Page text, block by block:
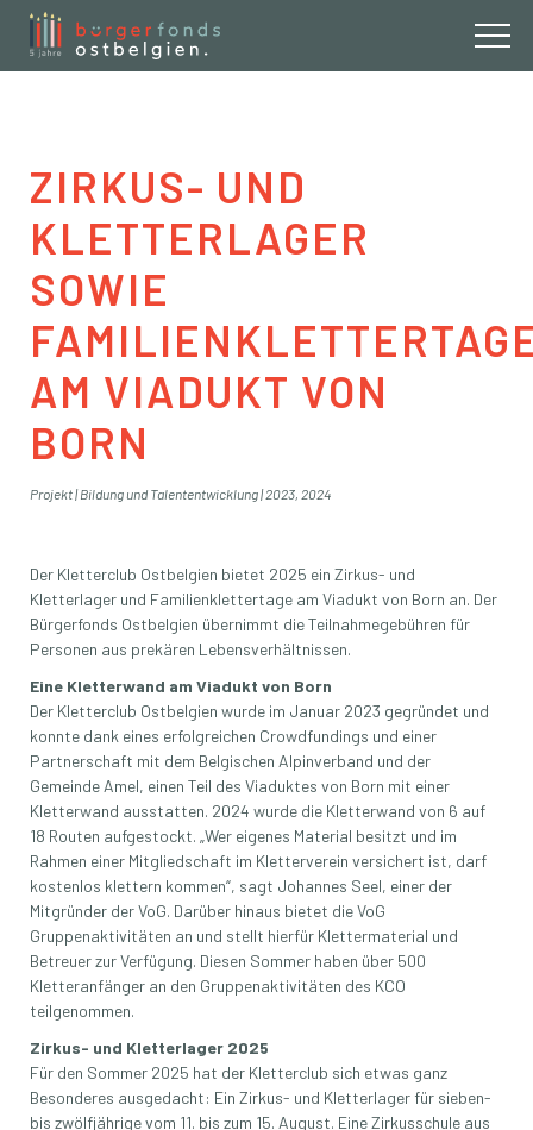
Buergerfond
ZIRKUS- UND
KLETTERLAGER
SOWIE
AM VIADUKT VON
BORN
Projekt|Bildung und Talententwicklung|2023, 2024
Der Kletterclub Ostbelgien bietet 2025 ein Zirkus- und
Kletterlager und Familienklettertage am Viadukt von Born an. Der
Bürgerfonds Ostbelgien übernimmt die Teilnahmegebühren für
Personen aus prekären Lebensverhältnissen.
Eine Kletterwand am Viadukt von Born
Der Kletterclub Ostbelgien wurde im Januar 2023 gegründet und
konnte dank eines erfolgreichen Crowdfundings und einer
Partnerschaft mit dem Belgischen Alpinverband und der
Gemeinde Amel, einen Teil des Viaduktes von Born mit einer
Kletterwand ausstatten. 2024 wurde die Kletterwand von 6 auf
18 Routen aufgestockt. „Wer eigenes Material besitzt und im
Rahmen einer Mitgliedschaft im Kletterverein versichert ist, darf
kostenlos klettern kommen“, sagt Johannes Seel, einer der
Mitgründer der VoG. Darüber hinaus bietet die VoG
Gruppenaktivitäten an und stellt hierfür Klettermaterial und
Betreuer zur Verfügung. Diesen Sommer haben über 500
Kletteranfänger an den Gruppenaktivitäten des KCO
teilgenommen.
Zirkus- und Kletterlager 2025
Für den Sommer 2025 hat der Kletterclub sich etwas ganz
Besonderes ausgedacht: Ein Zirkus- und Kletterlager für sieben-
bis zwölfjährige vom 11. bis zum 15. August. Eine Zirkusschule aus